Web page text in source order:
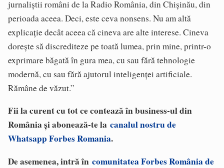
jurnaliștii români de la Radio România, din Chișinău, din
perioada aceea. Deci, este ceva nonsens. Nu am altă
explicație decât aceea că cineva are alte interese. Cineva
dorește să discrediteze pe toată lumea, prin mine, printr-o
exprimare băgată în gura mea, cu sau fără tehnologie
modernă, cu sau fără ajutorul inteligenței artificiale.
Rămâne de văzut.”
Fii la curent cu tot ce contează în business-ul din
România și abonează-te la canalul nostru de
Whatsapp Forbes Romania.
De asemenea, intră în comunitatea Forbes România de